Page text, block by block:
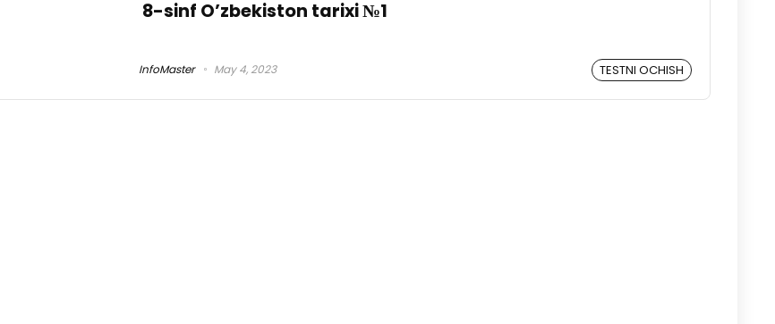
8-sinf O’zbekiston tarixi №1
InfoMaster May 4, 2023 TESTNI OCHISH